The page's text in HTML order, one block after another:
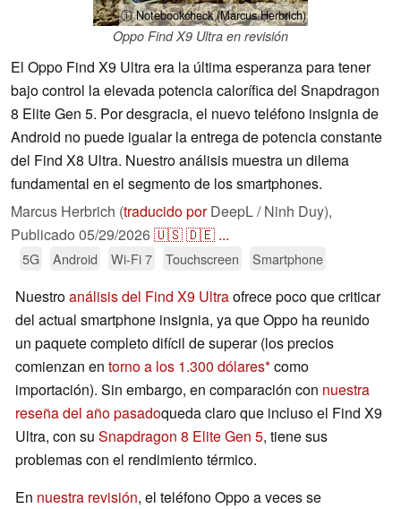
ⓘ Notebookcheck (Marcus Herbrich)
Oppo Find X9 Ultra en revisión
El Oppo Find X9 Ultra era la última esperanza para tener
bajo control la elevada potencia calorífica del Snapdragon
8 Elite Gen 5. Por desgracia, el nuevo teléfono insignia de
Android no puede igualar la entrega de potencia constante
del Find X8 Ultra. Nuestro análisis muestra un dilema
fundamental en el segmento de los smartphones.
Marcus Herbrich (traducido porDeepL / Ninh Duy),
Publicado 05/29/2026🇺🇸🇩🇪 ...
5G Android Wi-Fi 7 Touchscreen Smartphone
Nuestroanálisis del Find X9 Ultraofrece poco que criticar
del actual smartphone insignia, ya que Oppo ha reunido
un paquete completo difícil de superar (los precios
comienzan en torno a los 1.300 dólares como
importación). Sin embargo, en comparación con nuestra
reseña del año pasadoqueda claro que incluso el Find X9
Ultra, con su Snapdragon 8 Elite Gen 5, tiene sus
problemas con el rendimiento térmico.
En nuestra revisión, el teléfono Oppo a veces se